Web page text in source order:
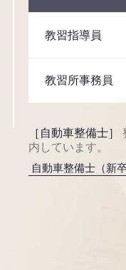
教習指導員
教習所事務員
［自動車整備士］
内しています。
自動車整備士（新